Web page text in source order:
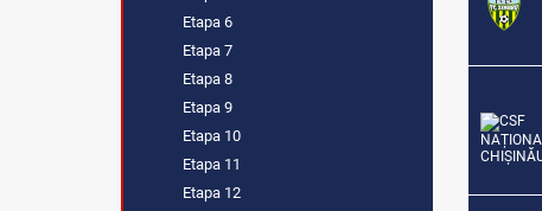
Etapa 6
Etapa 7
Etapa 8
Etapa 9
Etapa 10
Etapa 11
Etapa 12